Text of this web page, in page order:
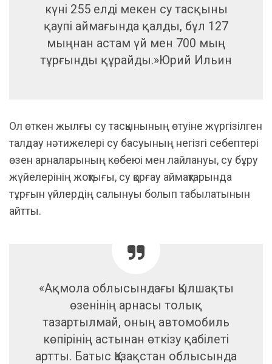
күні 255 елді мекен су тасқыны
қаупі аймағында қалды, бұл 127
мыңнан астам үй мен 700 мың
тұрғынды құрайды.»Юрий Ильин
Ол өткен жылғы су тасқынының өтуіне жүргізілген
талдау нәтижелері су басуының негізгі себептері
өзен арналарының көбеюі мен лайлануы, су бұру
жүйелерінің жоқтығы, су қорғау аймақтарында
тұрғын үйлердің салынуы болып табылатынын
айтты.
«Ақмола облысындағы Қылшақты
өзенінің арнасы толық
тазартылмай, оның автомобиль
көпірінің астынан өткізу қабілеті
артты. Батыс Қазақстан облысында